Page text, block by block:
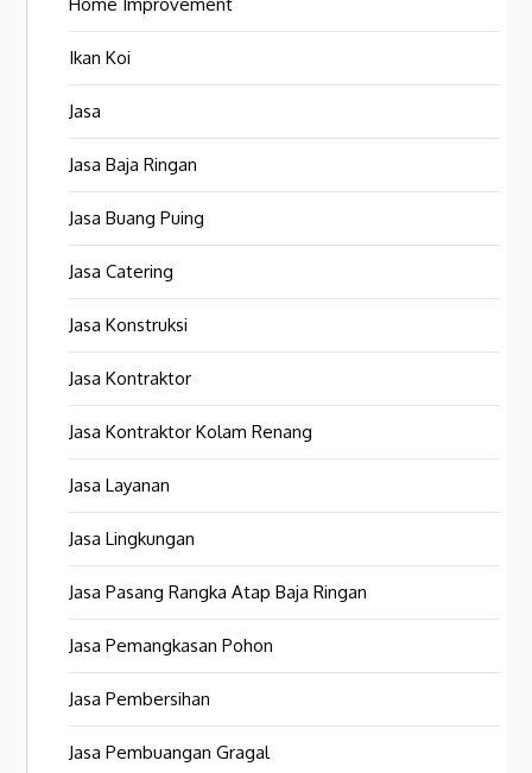
Ikan Koi
Jasa
Jasa Baja Ringan
Jasa Buang Puing
Jasa Catering
Jasa Konstruksi
Jasa Kontraktor
Jasa Kontraktor Kolam Renang
Jasa Layanan
Jasa Lingkungan
Jasa Pasang Rangka Atap Baja Ringan
Jasa Pemangkasan Pohon
Jasa Pembersihan
Jasa Pembuangan Gragal